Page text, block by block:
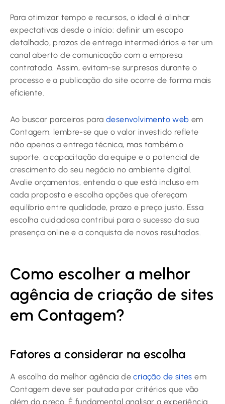
Para otimizar tempo e recursos, o ideal é alinhar
expectativas desde o início: definir um escopo
detalhado, prazos de entrega intermediários e ter um
canal aberto de comunicação com a empresa
contratada. Assim, evitam-se surpresas durante o
processo e a publicação do site ocorre de forma mais
eficiente.
Ao buscar parceiros para desenvolvimento web em
Contagem, lembre-se que o valor investido reflete
não apenas a entrega técnica, mas também o
suporte, a capacitação da equipe e o potencial de
crescimento do seu negócio no ambiente digital.
Avalie orçamentos, entenda o que está incluso em
cada proposta e escolha opções que ofereçam
equilíbrio entre qualidade, prazo e preço justo. Essa
escolha cuidadosa contribui para o sucesso da sua
presença online e a conquista de novos resultados.
Como escolher a melhor
agência de criação de sites
em Contagem?
Fatores a considerar na escolha
A escolha da melhor agência decriação de sites em
Contagem deve ser pautada por critérios que vão
além do preço. É fundamental analisar a experiência